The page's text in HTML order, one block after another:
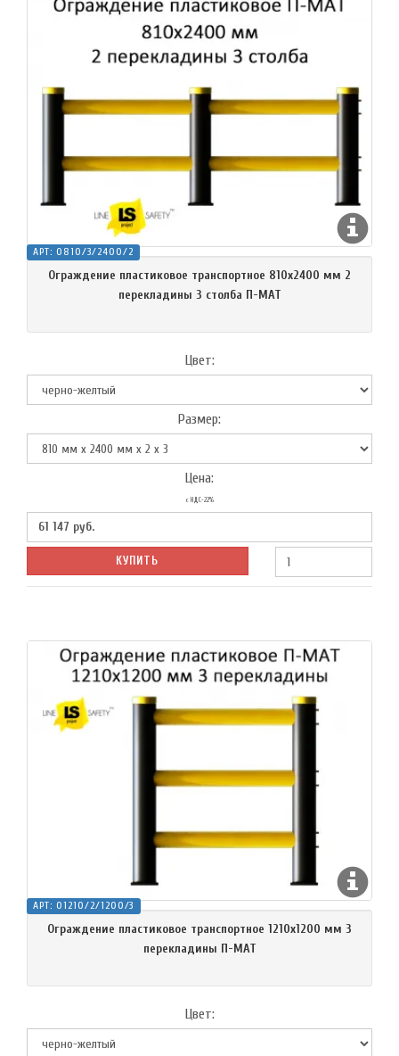
АРТ: O810/3/2400/2
Ограждение пластиковое транспортное 810х2400 мм 2
перекладины 3 столба П-МАТ
Цвет:
Размер:
Цена:
с НДС-22%
61 147 руб.
КУПИТЬ
АРТ: O1210/2/1200/3
Ограждение пластиковое транспортное 1210х1200 мм 3
перекладины П-МАТ
Цвет: